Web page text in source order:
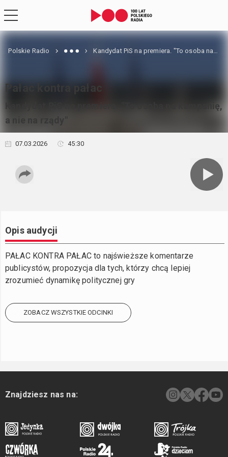
Polskie Radio Kandydat PiS na premiera. "To osoba na kampanię, a nie na rządy"
Pałac kontra pałac
Kandydat PiS na premiera. "To osoba na kampanię,
a nie na rządy"
07.03.2026 45:30
Opis audycji
PAŁAC KONTRA PAŁAC to najświeższe komentarze
publicystów, propozycja dla tych, którzy chcą lepiej
zrozumieć dynamikę politycznej gry
ZOBACZ WSZYSTKIE ODCINKI
Znajdziesz nas na: